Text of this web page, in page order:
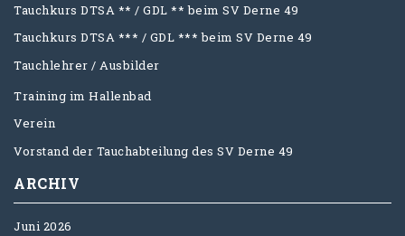
Tauchkurs DTSA ** / GDL ** beim SV Derne 49
Tauchkurs DTSA *** / GDL *** beim SV Derne 49
Tauchlehrer / Ausbilder
Training im Hallenbad
Verein
Vorstand der Tauchabteilung des SV Derne 49
ARCHIV
Juni 2026